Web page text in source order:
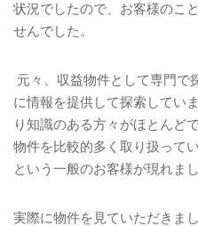
状況でしたので、お客様のこ
せんでした。
元々、収益物件として専門で
に情報を提供して探索してい
り知識のある方々がほとんど
物件を比較的多く取り扱って
という一般のお客様が現れまし
実際に物件を見ていただきま